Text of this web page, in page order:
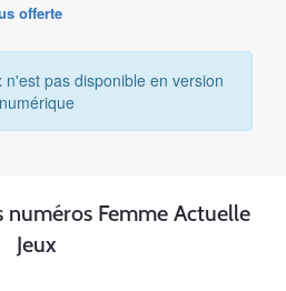
offerte
pas disponible en version
numérique
numéros Femme Actuelle
Jeux